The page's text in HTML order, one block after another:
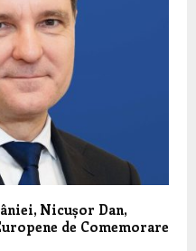
Nicușor Dan,
de Comemorare